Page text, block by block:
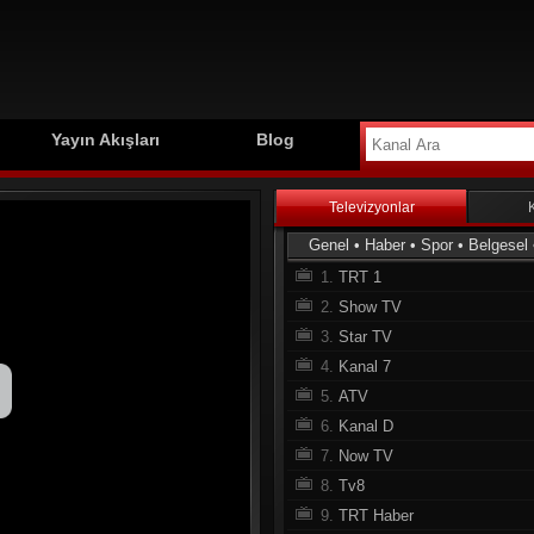
Yayın Akışları Blog
Televizyonlar
Genel • Haber • Spor • Belgesel
1. TRT 1
2. Show TV
3. Star TV
4. Kanal 7
5. ATV
6. Kanal D
7. Now TV
8. Tv8
9. TRT Haber